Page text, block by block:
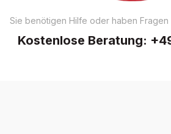
Sie benötigen Hilfe oder haben Fragen
Kostenlose Beratung: